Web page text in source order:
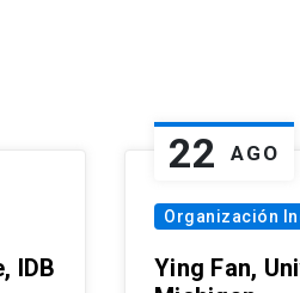
IDB
22 AGO
Organización
Ying Fan,